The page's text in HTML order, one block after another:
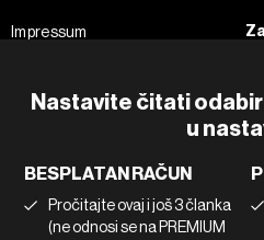
Nastavite čitati
u
BESPLATAN RAČUN
Pročitajte ovaj i još 3 članka
(ne odnosi se na PREMIUM
Impressum
Pravila privatnosti
Korištenje umjetne inteligencije